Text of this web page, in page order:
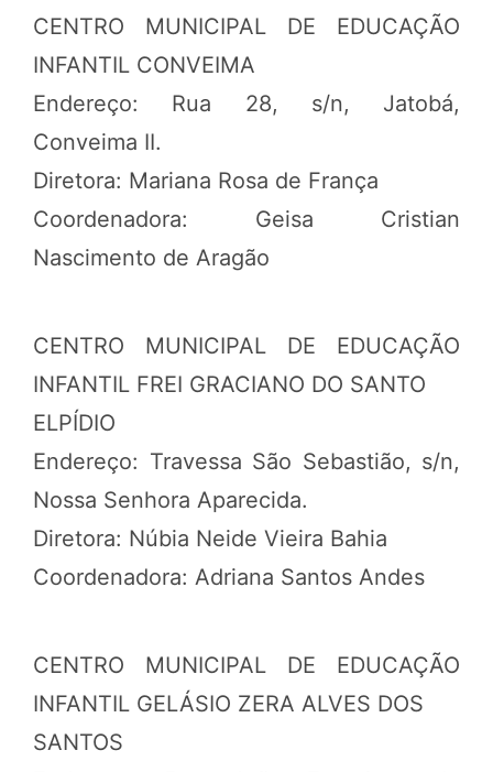
CENTRO MUNICIPAL DE EDUCAÇÃO
INFANTIL CONVEIMA
Endereço: Rua 28, s/n, Jatobá,
Conveima II.
Diretora: Mariana Rosa de França
Coordenadora: Geisa Cristian
Nascimento de Aragão
CENTRO MUNICIPAL DE EDUCAÇÃO
INFANTIL FREI GRACIANO DO SANTO
ELPÍDIO
Endereço: Travessa São Sebastião, s/n,
Nossa Senhora Aparecida.
Diretora: Núbia Neide Vieira Bahia
Coordenadora: Adriana Santos Andes
CENTRO MUNICIPAL DE EDUCAÇÃO
INFANTIL GELÁSIO ZERA ALVES DOS
SANTOS